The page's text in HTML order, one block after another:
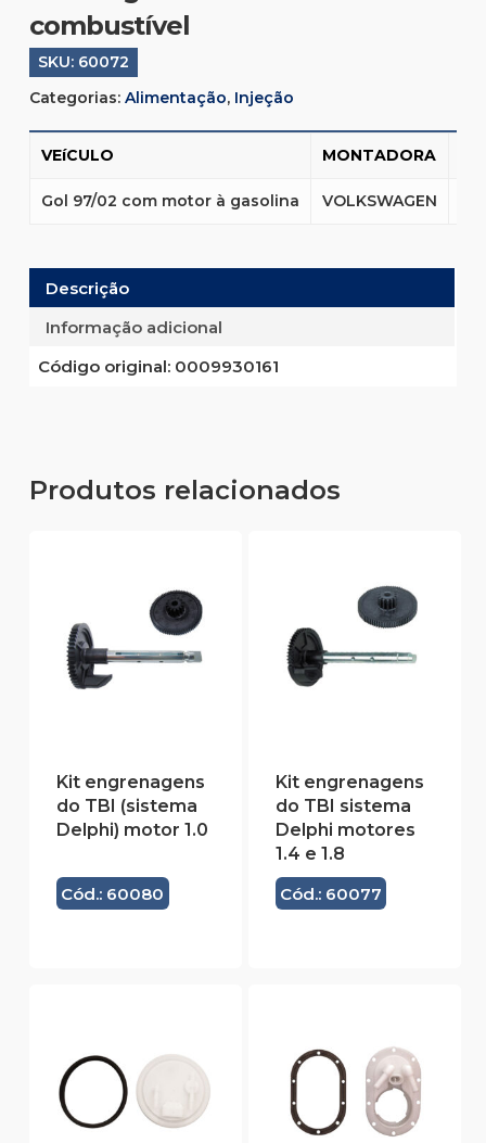
combustível
SKU: 60072
Categorias: Alimentação, Injeção
VEíCULO MONTADORA
Gol 97/02 com motor à gasolina VOLKSWAGEN
Descrição
Informação adicional
Código original:0009930161
Produtos relacionados
Kit engrenagens
do TBI (sistema
Delphi) motor 1.0
Cód.: 60080
Kit engrenagens
do TBI sistema
Delphi motores
1.4 e 1.8
Cód.: 60077